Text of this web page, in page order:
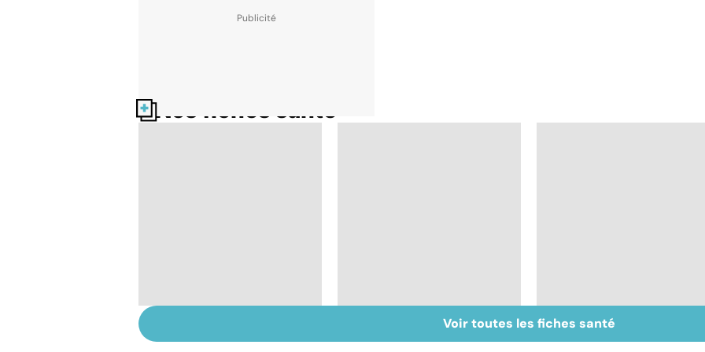
Nos fiches santé
bonnes résolutions
Muscler ses abdos
pour retrouver un
Crampes, déchirures,
élongations... : quand
Voir toutes les fiches santé